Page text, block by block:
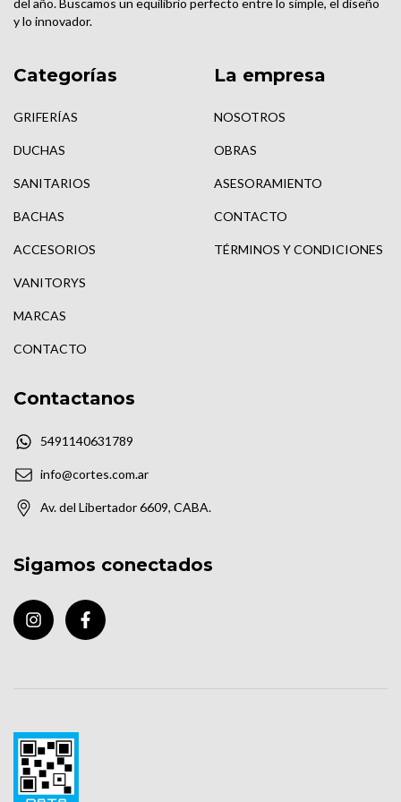
y lo innovador.
Categorías
GRIFERÍAS
DUCHAS
SANITARIOS
BACHAS
ACCESORIOS
VANITORYS
MARCAS
CONTACTO
La empresa
NOSOTROS
OBRAS
ASESORAMIENTO
CONTACTO
TÉRMINOS Y CONDICIONES
Contactanos
5491140631789
info@cortes.com.ar
Av. del Libertador 6609, CABA.
Sigamos conectados